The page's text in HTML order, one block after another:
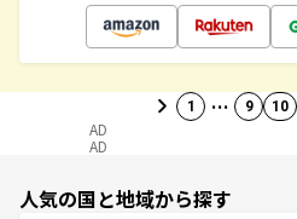
1 … 9 10
AD
AD
人気の国と地域から探す